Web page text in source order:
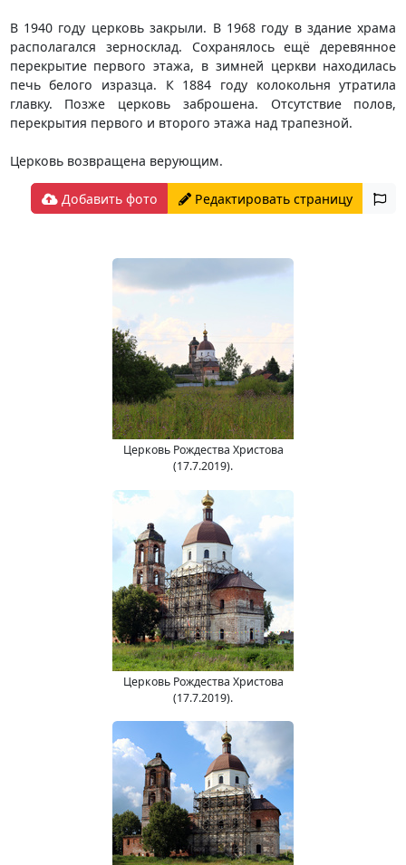
В 1940 году церковь закрыли. В 1968 году в здание храма
располагался зерносклад. Сохранялось ещё деревянное
перекрытие первого этажа, в зимней церкви находилась
печь белого изразца. К 1884 году колокольня утратила
главку. Позже церковь заброшена. Отсутствие полов,
перекрытия первого и второго этажа над трапезной.
Церковь возвращена верующим.
Добавить фото Редактировать страницу
Церковь Рождества Христова
(17.7.2019).
Церковь Рождества Христова
(17.7.2019).